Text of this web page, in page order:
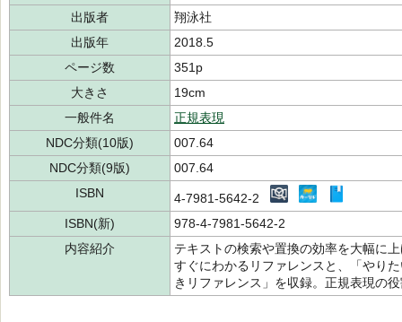
出版者
翔泳社
出版年
2018.5
ページ数
351p
大きさ
19cm
一般件名
正規表現
NDC分類(10版)
007.64
NDC分類(9版)
007.64
ISBN
4-7981-5642-2
ISBN(新)
978-4-7981-5642-2
内容紹介
テキストの検索や置換の効率を大幅に
すぐにわかるリファレンスと、「やり
きリファレンス」を収録。正規表現の